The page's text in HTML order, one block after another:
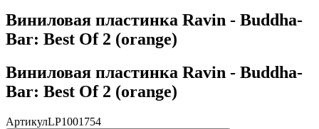
Виниловая пластинка Ravin - Buddha-
Bar: Best Of 2 (orange)
Виниловая пластинка Ravin - Buddha-
Bar: Best Of 2 (orange)
АртикулLP1001754